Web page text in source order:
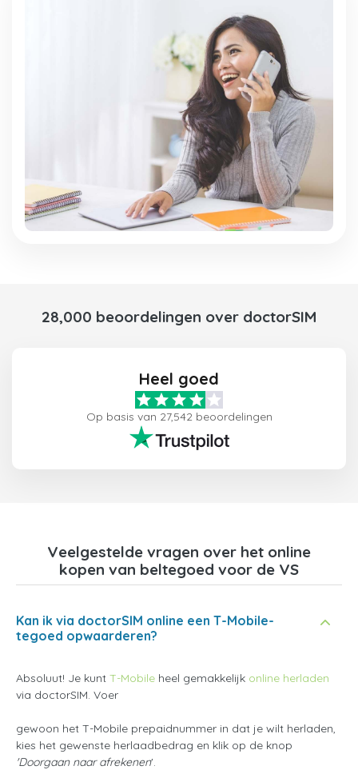
28,000 beoordelingen over doctorSIM
Heel goed
Op basis van 27,542 beoordelingen
Veelgestelde vragen over het online
kopen van beltegoed voor de VS
Kan ik via doctorSIM online een T-Mobile-
tegoed opwaarderen?
Absoluut! Je kunt T-Mobile heel gemakkelijk online herladen
via doctorSIM. Voer
gewoon het T-Mobile prepaidnummer in dat je wilt herladen,
kies het gewenste herlaadbedrag en klik op de knop
'Doorgaan naar afrekenen'.